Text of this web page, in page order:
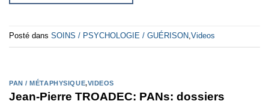
Posté dans SOINS / PSYCHOLOGIE / GUÉRISON,Videos
PAN / MÉTAPHYSIQUE,VIDEOS
Jean-Pierre TROADEC: PANs: dossiers